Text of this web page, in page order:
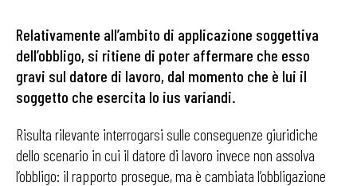
Relativamente all’ambito di applicazione soggettiva
dell’obbligo, si ritiene di poter affermare che esso
gravi sul datore di lavoro, dal momento che è lui il
soggetto che esercita lo ius variandi.
Risulta rilevante interrogarsi sulle conseguenze giuridiche
dello scenario in cui il datore di lavoro invece non assolva
l’obbligo: il rapporto prosegue, ma è cambiata l’obbligazione